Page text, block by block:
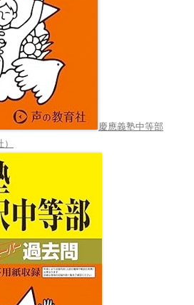
慶應義塾中等部